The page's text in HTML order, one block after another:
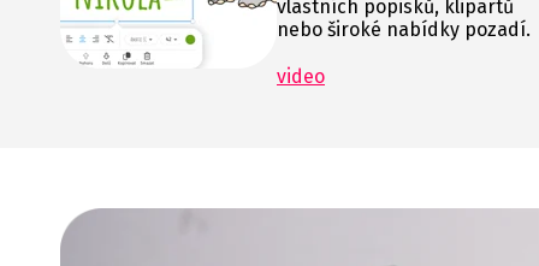
vlastních popisků, klipartů
nebo široké nabídky pozadí.
video